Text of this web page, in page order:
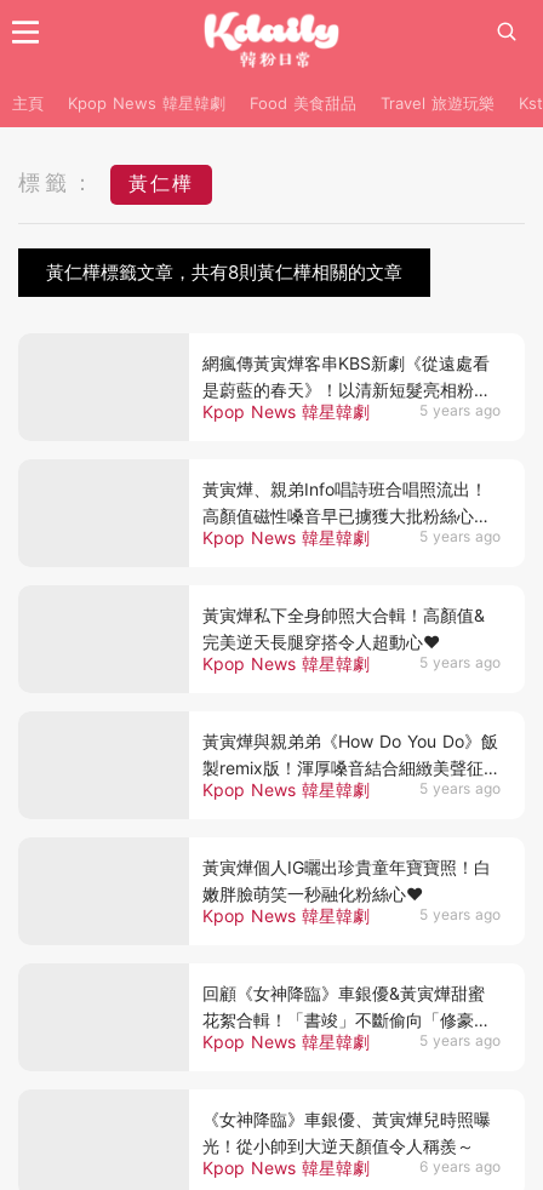
主頁 Kpop News 韓星韓劇 Food 美食甜品 Travel 旅遊玩樂
標籤： 黃仁樺
黃仁樺標籤文章，共有8則黃仁樺相關的文章
Kpop News 韓星韓劇 5 years ago
網瘋傳黃寅燁客串KBS新劇《從遠處看
是蔚藍的春天》！以清新短髮亮相粉絲
再次戀愛❤
Kpop News 韓星韓劇 5 years ago
黃寅燁、親弟Info唱詩班合唱照流出！
高顏值磁性嗓音早已擄獲大批粉絲心啦
❤
Kpop News 韓星韓劇 5 years ago
黃寅燁私下全身帥照大合輯！高顏值&
完美逆天長腿穿搭令人超動心❤
Kpop News 韓星韓劇 5 years ago
黃寅燁與親弟弟《How Do You Do》飯
製remix版！渾厚嗓音結合細緻美聲征服
人心❤
Kpop News 韓星韓劇 5 years ago
黃寅燁個人IG曬出珍貴童年寶寶照！白
嫩胖臉萌笑一秒融化粉絲心❤
Kpop News 韓星韓劇 5 years ago
回顧《女神降臨》車銀優&黃寅燁甜蜜
花絮合輯！「書竣」不斷偷向「修豪」
示愛：你是我的❤
Kpop News 韓星韓劇 6 years ago
《女神降臨》車銀優、黃寅燁兒時照曝
光！從小帥到大逆天顏值令人稱羨～